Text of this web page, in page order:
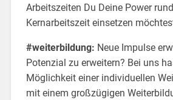
Arbeitszeiten Du Deine Power
Kernarbeitszeit einsetzen
#weiterbildung: Neue Impulse
Potenzial zu erweitern? Bei uns
Möglichkeit einer individuellen
mit einem großzügigen